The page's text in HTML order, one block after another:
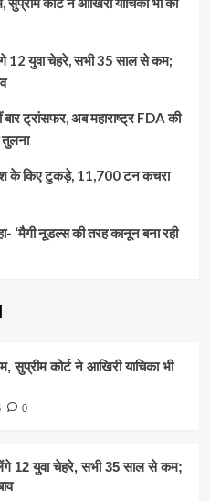
12 युवा चेहरे, सभी 35 साल से कम;
ट्रांसफर, अब महाराष्ट्र FDA की
के किए टुकड़े, 11,700 टन कचरा
‘मैगी नूडल्स की तरह कानून बना रही
सुप्रीम कोर्ट ने आखिरी याचिका भी
0
12 युवा चेहरे, सभी 35 साल से कम;